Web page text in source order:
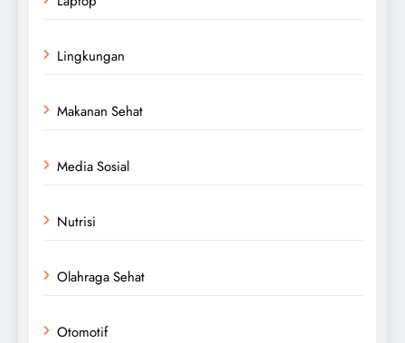
Lingkungan
Makanan Sehat
Media Sosial
Nutrisi
Olahraga Sehat
Otomotif